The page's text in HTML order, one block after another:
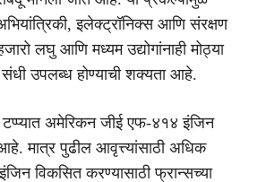
इलेक्ट्रॉनिक्स आणि संरक्षण
लघु आणि मध्यम उद्योगांनाही मोठ्या
संधी उपलब्ध होण्याची शक्यता आहे.
टप्प्यात अमेरिकन जीई एफ-४१४ इंजिन
मात्र पुढील आवृत्त्यांसाठी अधिक
विकसित करण्यासाठी फ्रान्सच्या